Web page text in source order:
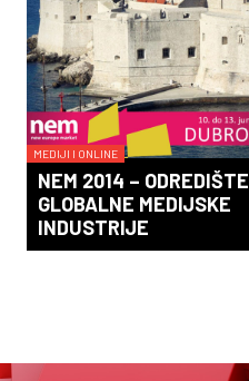
MEDIJI I ONLINE
NEM 2014 – ODREDIŠTE
GLOBALNE MEDIJSKE
INDUSTRIJE